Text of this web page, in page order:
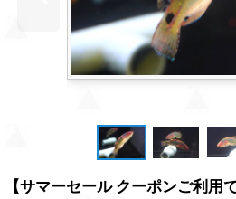
【サマーセール クーポンご利用